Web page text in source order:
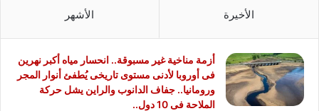
الأخيرة الأشهر
أزمة مناخية غير مسبوقة.. انحسار مياه أكبر نهرين
فى أوروبا لأدنى مستوى تاريخى يُطفئ أنوار المجر
ورومانيا.. جفاف الدانوب والراين يشل حركة
الملاحة فى 10 دول..